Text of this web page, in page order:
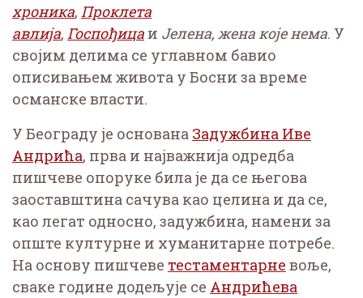
хроника, Проклета
авлија, Госпођица и Јелена, жена које нема. У
својим делима се углавном бавио
описивањем живота у Босни за време
османске власти.
У Београду је основана Задужбина Иве
Андрића, прва и најважнија одредба
пишчеве опоруке била је да се његова
заоставштина сачува као целина и да се,
као легат односно, задужбина, намени за
опште културне и хуманитарне потребе.
На основу пишчеве тестаментарне воље,
сваке године додељује се Андрићева